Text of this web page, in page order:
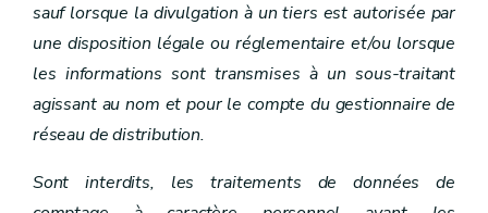
sauf lorsque la divulgation à un tiers est autorisée par
une disposition légale ou réglementaire et/ou lorsque
les informations sont transmises à un sous-traitant
agissant au nom et pour le compte du gestionnaire de
réseau de distribution.
Sont interdits, les traitements de données de